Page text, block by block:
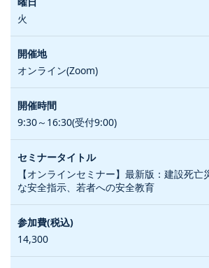
火
オンライン(Zoom)
9:30～16:30(受付9:00)
【オンラインセミナー】最新版：建設死
な安全指示、若者への安全教育
14,300